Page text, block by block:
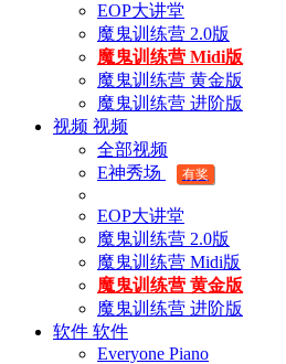
EOP大讲堂
魔鬼训练营 2.0版
魔鬼训练营 Midi版
魔鬼训练营 黄金版
魔鬼训练营 进阶版
视频 视频
全部视频
E神秀场
有奖
EOP大讲堂
魔鬼训练营 2.0版
魔鬼训练营 Midi版
魔鬼训练营 黄金版
魔鬼训练营 进阶版
软件 软件
Everyone Piano